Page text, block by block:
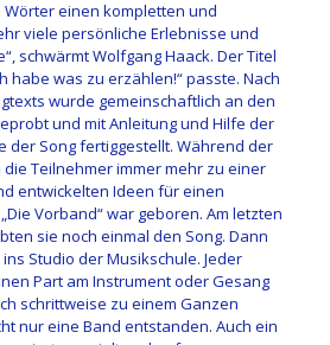
einen kompletten und
viele persönliche Erlebnisse und
schwärmt Wolfgang Haack. Der Titel
habe was zu erzählen!“ passte. Nach
wurde gemeinschaftlich an den
und mit Anleitung und Hilfe der
der Song fertiggestellt. Während der
Teilnehmer immer mehr zu einer
entwickelten Ideen für einen
Vorband“ war geboren. Am letzten
sie noch einmal den Song. Dann
Studio der Musikschule. Jeder
Part am Instrument oder Gesang
schrittweise zu einem Ganzen
nur eine Band entstanden. Auch ein